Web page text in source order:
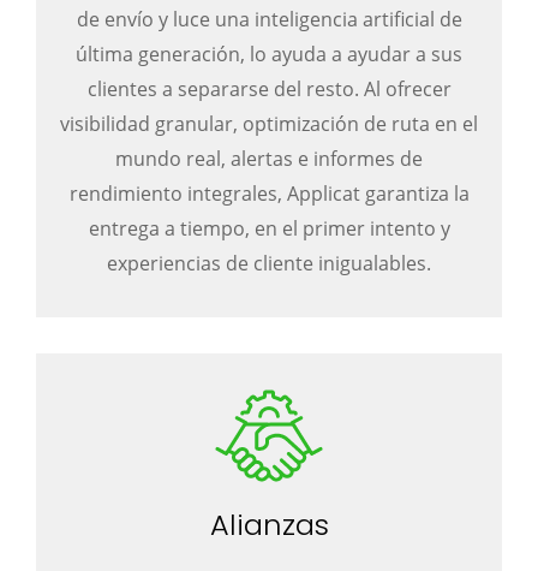
de envío y luce una inteligencia artificial de
última generación, lo ayuda a ayudar a sus
clientes a separarse del resto. Al ofrecer
visibilidad granular, optimización de ruta en el
mundo real, alertas e informes de
rendimiento integrales, Applicat garantiza la
entrega a tiempo, en el primer intento y
experiencias de cliente inigualables.
Alianzas